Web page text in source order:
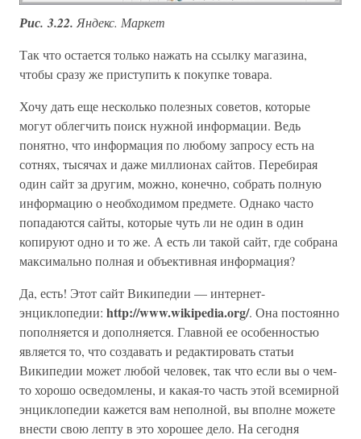
Рис. 3.22. Яндекс. Маркет
Так что остается только нажать на ссылку магазина,
чтобы сразу же приступить к покупке товара.
Хочу дать еще несколько полезных советов, которые
могут облегчить поиск нужной информации. Ведь
понятно, что информация по любому запросу есть на
сотнях, тысячах и даже миллионах сайтов. Перебирая
один сайт за другим, можно, конечно, собрать полную
информацию о необходимом предмете. Однако часто
попадаются сайты, которые чуть ли не один в один
копируют одно и то же. А есть ли такой сайт, где собрана
максимально полная и объективная информация?
Да, есть! Этот сайт Википедии — интернет-
энциклопедии: http://www.wikipedia.org/. Она постоянно
пополняется и дополняется. Главной ее особенностью
является то, что создавать и редактировать статьи
Википедии может любой человек, так что если вы о чем-
то хорошо осведомлены, и какая-то часть этой всемирной
энциклопедии кажется вам неполной, вы вполне можете
внести свою лепту в это хорошее дело. На сегодня